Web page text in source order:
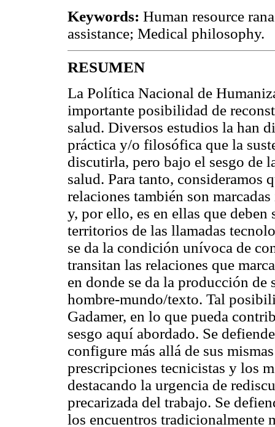
Keywords: Human resource
assistance; Medical philosophy.
RESUMEN
La Política Nacional de
importante posibilidad de
salud. Diversos estudios la han
práctica y/o filosófica que la
discutirla, pero bajo el sesgo de
salud. Para tanto, consideramos
relaciones también son
y, por ello, es en ellas que
territorios de las llamadas
se da la condición unívoca de
transitan las relaciones que
en donde se da la producción
hombre-mundo/texto. Tal
Gadamer, en lo que pueda
sesgo aquí abordado. Se
configure más allá de sus
prescripciones tecnicistas y los
destacando la urgencia de
precarizada del trabajo. Se
los encuentros tradicionalmente